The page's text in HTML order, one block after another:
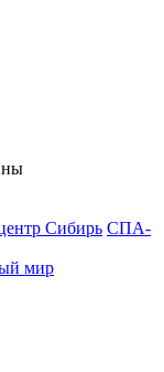
Сибирь СПА-
мир